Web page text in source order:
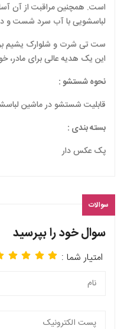
است. همچنین مراقبت از آن
لباسشویی با آب سرد شست و
ست تی شرت و شلوارک یشیم
این یک هدیه عالی برای
نحوه شستشو :
قابلیت شستشو در ماشین
بسته بندی :
پک عکس دار
سوالات
سوال خود را بپرسید
امتیار شما :